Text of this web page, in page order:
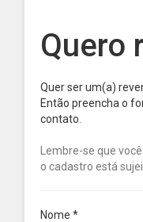
Quero
Quer ser um(a)
Então preencha o
contato.
Lembre-se que
o cadastro está
Nome *